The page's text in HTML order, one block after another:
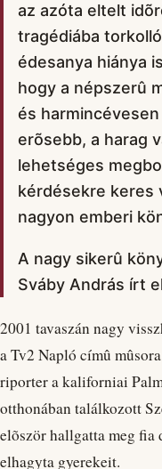
az azóta eltelt
tragédiába
édesanya hiánya
hogy a népszerû
és
erõsebb, a harag
lehetséges
kérdésekre keres
nagyon emberi
A nagy sikerû
Sváby András írt
2001 tavaszán nagy
a Tv2 Napló címû
riporter a kaliforniai
otthonában találkozott
elõször hallgatta meg fia
elhagyta gyerekeit.